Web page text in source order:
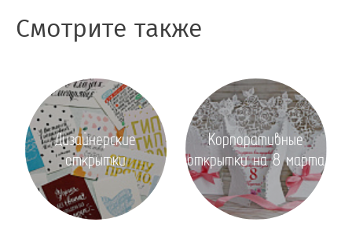
Смотрите также
Дизайнерские
открытки
Корпоративные
открытки на 8 марта